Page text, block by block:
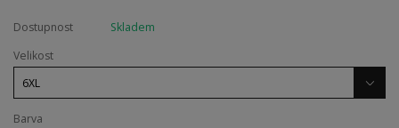
Dostupnost
Skladem
Velikost
Barva